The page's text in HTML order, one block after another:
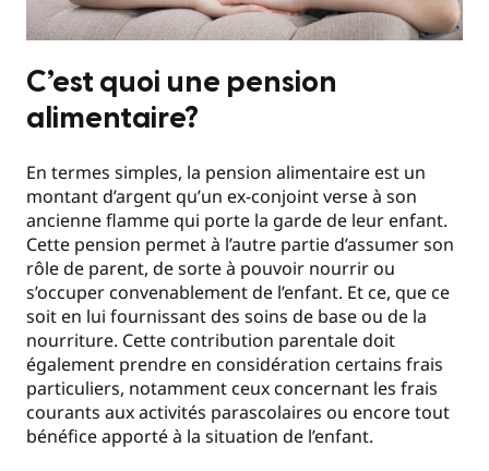
C’est quoi une pension
alimentaire?
En termes simples, la pension alimentaire est un
montant d’argent qu’un ex-conjoint verse à son
ancienne flamme qui porte la garde de leur enfant.
Cette pension permet à l’autre partie d’assumer son
rôle de parent, de sorte à pouvoir nourrir ou
s’occuper convenablement de l’enfant. Et ce, que ce
soit en lui fournissant des soins de base ou de la
nourriture. Cette contribution parentale doit
également prendre en considération certains frais
particuliers, notamment ceux concernant les frais
courants aux activités parascolaires ou encore tout
bénéfice apporté à la situation de l’enfant.